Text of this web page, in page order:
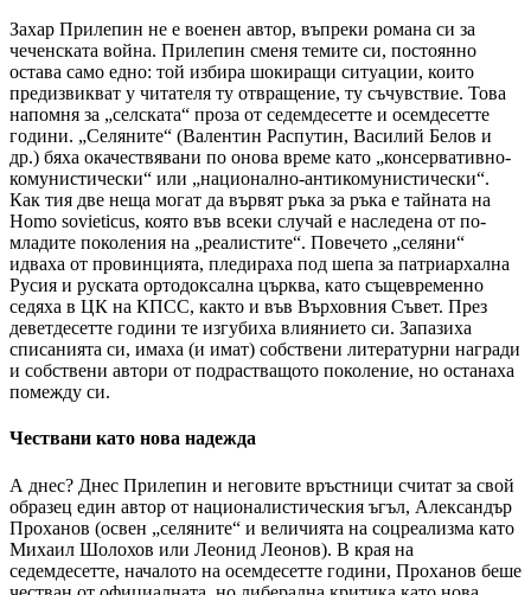
Захар Прилепин не е военен автор, въпреки романа си за
чеченската война. Прилепин сменя темите си, постоянно
остава само едно: той избира шокиращи ситуации, които
предизвикват у читателя ту отвращение, ту съчувствие. Това
напомня за „селската“ проза от седемдесетте и осемдесетте
години. „Селяните“ (Валентин Распутин, Василий Белов и
др.) бяха окачествявани по онова време като „консервативно-
комунистически“ или „национално-антикомунистически“.
Как тия две неща могат да вървят ръка за ръка е тайната на
Homo sovieticus, която във всеки случай е наследена от по-
младите поколения на „реалистите“. Повечето „селяни“
идваха от провинцията, пледираха под шепа за патриархална
Русия и руската ортодоксална църква, като същевременно
седяха в ЦК на КПСС, както и във Върховния Съвет. През
деветдесетте години те изгубиха влиянието си. Запазиха
списанията си, имаха (и имат) собствени литературни награди
и собствени автори от подрастващото поколение, но останаха
помежду си.
Чествани като нова надежда
А днес? Днес Прилепин и неговите връстници считат за свой
образец един автор от националистическия ъгъл, Александър
Проханов (освен „селяните“ и величията на соцреализма като
Михаил Шолохов или Леонид Леонов). В края на
седемдесетте, началото на осемдесетте години, Проханов беше